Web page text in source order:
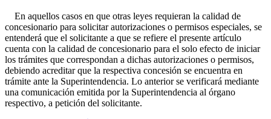
En aquellos casos en que otras leyes requieran la calidad de
concesionario para solicitar autorizaciones o permisos especiales, se
entenderá que el solicitante a que se refiere el presente artículo
cuenta con la calidad de concesionario para el solo efecto de iniciar
los trámites que correspondan a dichas autorizaciones o permisos,
debiendo acreditar que la respectiva concesión se encuentra en
trámite ante la Superintendencia. Lo anterior se verificará mediante
una comunicación emitida por la Superintendencia al órgano
respectivo, a petición del solicitante.